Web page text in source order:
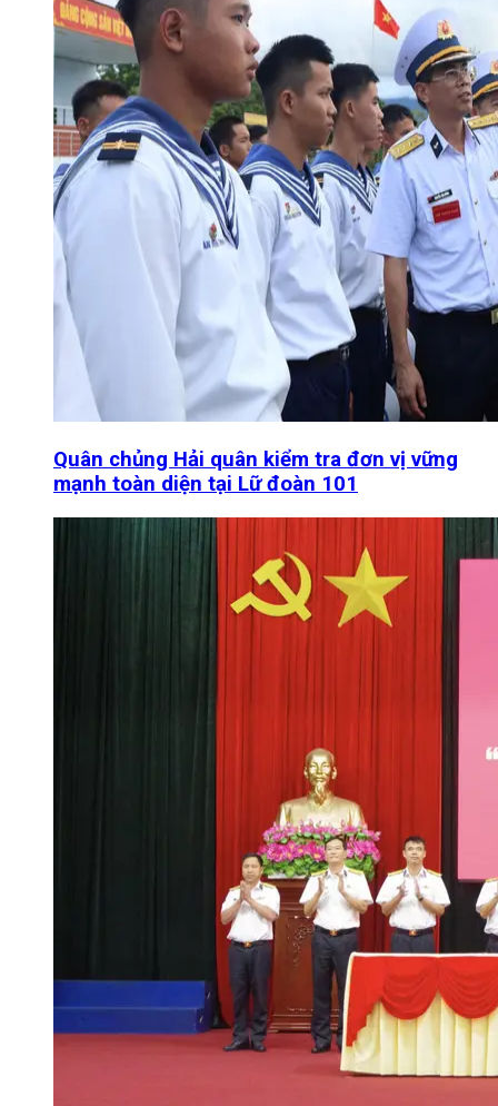
Quân chủng Hải quân kiểm tra đơn vị vững
mạnh toàn diện tại Lữ đoàn 101